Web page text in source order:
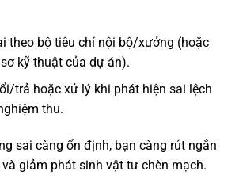
theo bộ tiêu chí nội bộ/xưởng (hoặc
kỹ thuật của dự án).
trả hoặc xử lý khi phát hiện sai lệch
thu.
sai càng ổn định, bạn càng rút ngắn
giảm phát sinh vật tư chèn mạch.